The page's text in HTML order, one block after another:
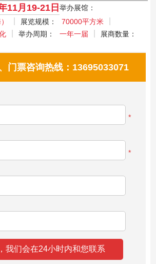
11月19-21日 举办展馆：
展览规模：
70000平方米
举办周期： 一年一届
展商数量：
门票咨询热线：13695033071
*
*